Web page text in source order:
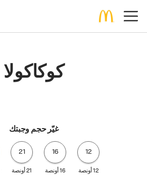
كوكاكولا
غيّر حجم وجبتك
12
12 أونصة
16
16 أونصة
21
21 أونصة